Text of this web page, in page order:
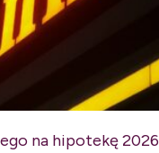
na hipotekę 2026